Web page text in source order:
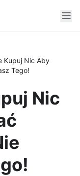
Kupuj Nic Aby
Tego!
Nic